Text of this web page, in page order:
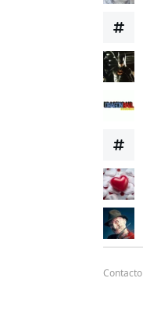
Contacto